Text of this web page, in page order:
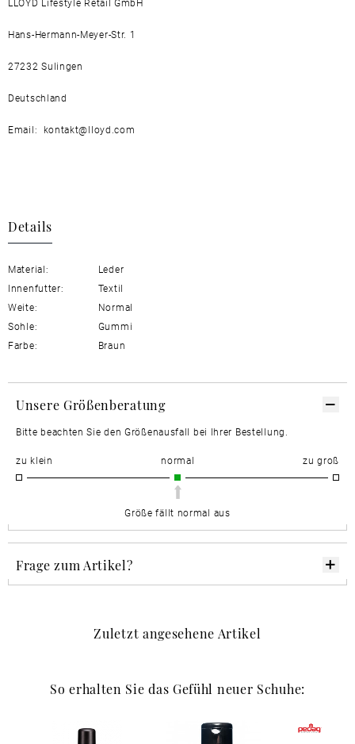
LLOYD Lifestyle Retail GmbH
Hans-Hermann-Meyer-Str. 1
27232 Sulingen
Deutschland
Email: kontakt@lloyd.com
Details
Material:
Leder
Innenfutter:
Textil
Weite:
Normal
Sohle:
Gummi
Farbe:
Braun
Unsere Größenberatung
Bitte beachten Sie den Größenausfall bei Ihrer Bestellung.
zu klein normal zu groß
Größe fällt normal aus
Frage zum Artikel?
Zuletzt angesehene Artikel
So erhalten Sie das Gefühl neuer Schuhe: